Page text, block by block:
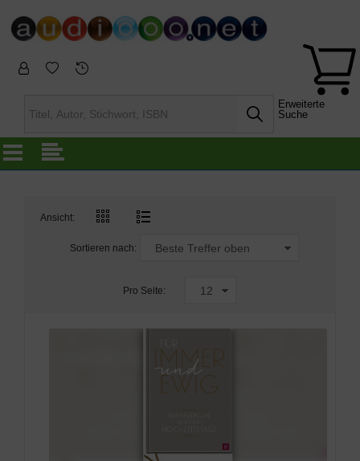
Erweiterte
Suche
Ansicht:
Sortieren nach:
Pro Seite: